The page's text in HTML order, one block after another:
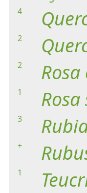
4
2
2 Rosa
1 Rosa
3
+
1